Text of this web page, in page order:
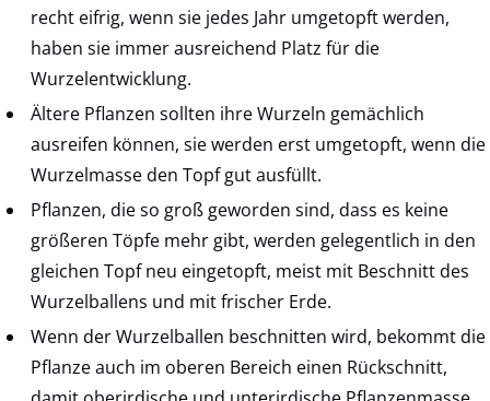
recht eifrig, wenn sie jedes Jahr umgetopft werden,
haben sie immer ausreichend Platz für die
Wurzelentwicklung.
Ältere Pflanzen sollten ihre Wurzeln gemächlich
ausreifen können, sie werden erst umgetopft, wenn die
Wurzelmasse den Topf gut ausfüllt.
Pflanzen, die so groß geworden sind, dass es keine
größeren Töpfe mehr gibt, werden gelegentlich in den
gleichen Topf neu eingetopft, meist mit Beschnitt des
Wurzelballens und mit frischer Erde.
Wenn der Wurzelballen beschnitten wird, bekommt die
Pflanze auch im oberen Bereich einen Rückschnitt,